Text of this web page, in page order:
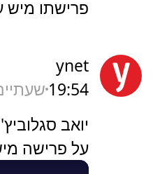
פרישתו מיש
ynet
19:54
יואב
על פרישה